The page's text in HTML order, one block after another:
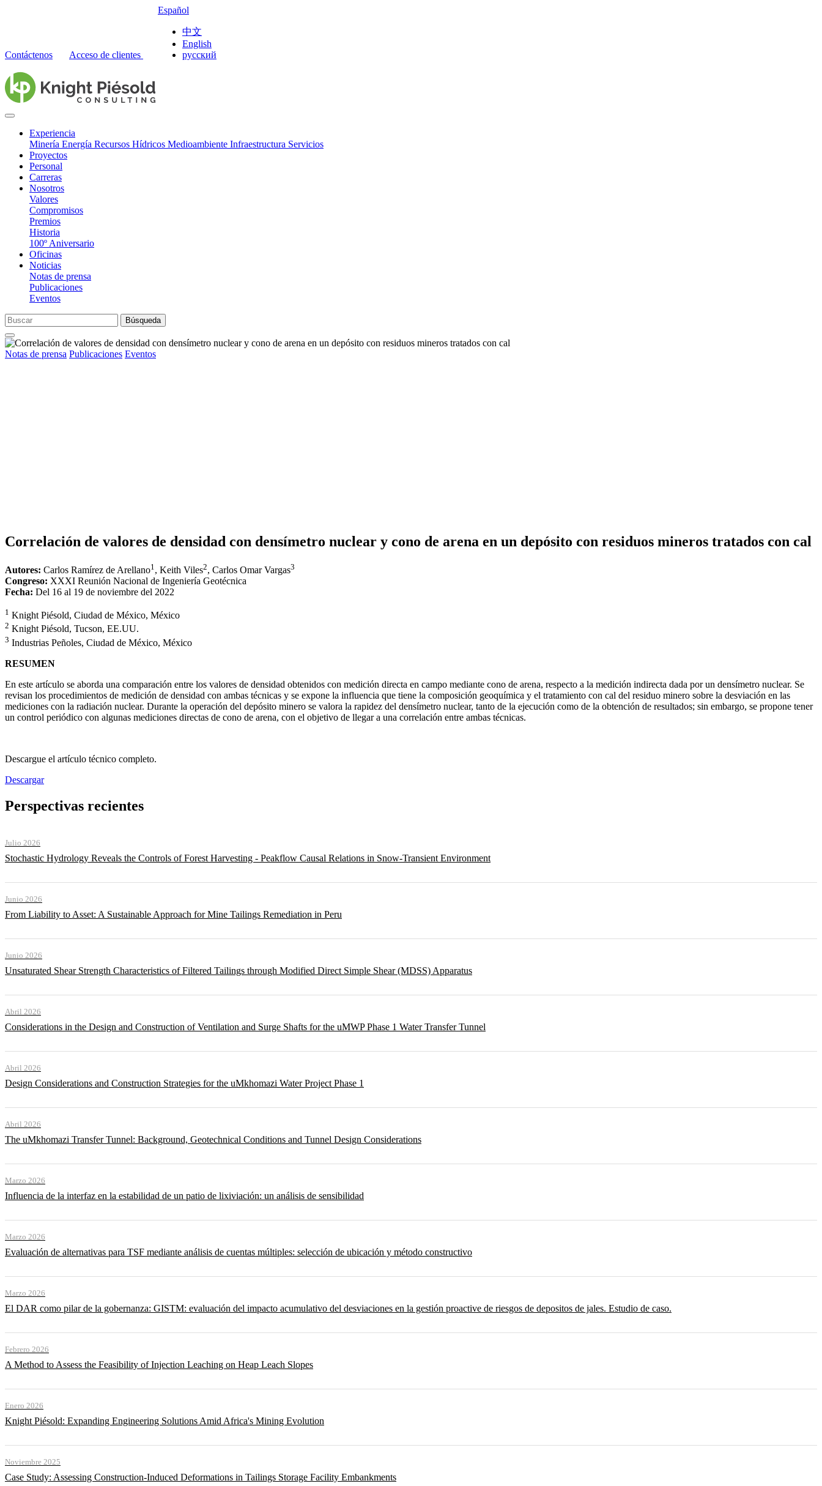
Contáctenos Acceso de clientes
Español
中文
English
русский
Experiencia
Minería Energía Recursos Hídricos Medioambiente Infraestructura Servicios
Proyectos
Personal
Carreras
Nosotros
Valores
Compromisos
Premios
Historia
100º Aniversario
Oficinas
Noticias
Notas de prensa
Publicaciones
Eventos
Búsqueda
Notas de prensa Publicaciones Eventos
Correlación de valores de densidad con densímetro nuclear y cono de arena en un depósito con residuos mineros tratados con cal
Autores: Carlos Ramírez de Arellano1 , Keith Viles2, Carlos Omar Vargas3
Congreso: XXXI Reunión Nacional de Ingeniería Geotécnica
Fecha: Del 16 al 19 de noviembre del 2022
1 Knight Piésold, Ciudad de México, México
2 Knight Piésold, Tucson, EE.UU.
3 Industrias Peñoles, Ciudad de México, México
RESUMEN
En este artículo se aborda una comparación entre los valores de densidad obtenidos con medición directa en campo mediante cono de arena, respecto a la medición indirecta dada por un densímetro nuclear. Se
revisan los procedimientos de medición de densidad con ambas técnicas y se expone la influencia que tiene la composición geoquímica y el tratamiento con cal del residuo minero sobre la desviación en las
mediciones con la radiación nuclear. Durante la operación del depósito minero se valora la rapidez del densímetro nuclear, tanto de la ejecución como de la obtención de resultados; sin embargo, se propone tener
un control periódico con algunas mediciones directas de cono de arena, con el objetivo de llegar a una correlación entre ambas técnicas.
Descargue el artículo técnico completo.
Descargar
Perspectivas recientes
Julio 2026
Stochastic Hydrology Reveals the Controls of Forest Harvesting - Peakflow Causal Relations in Snow-Transient Environment
Junio 2026
From Liability to Asset: A Sustainable Approach for Mine Tailings Remediation in Peru
Junio 2026
Unsaturated Shear Strength Characteristics of Filtered Tailings through Modified Direct Simple Shear (MDSS) Apparatus
Abril 2026
Considerations in the Design and Construction of Ventilation and Surge Shafts for the uMWP Phase 1 Water Transfer Tunnel
Abril 2026
Design Considerations and Construction Strategies for the uMkhomazi Water Project Phase 1
Abril 2026
The uMkhomazi Transfer Tunnel: Background, Geotechnical Conditions and Tunnel Design Considerations
Marzo 2026
Influencia de la interfaz en la estabilidad de un patio de lixiviación: un análisis de sensibilidad
Marzo 2026
Evaluación de alternativas para TSF mediante análisis de cuentas múltiples: selección de ubicación y método constructivo
Marzo 2026
El DAR como pilar de la gobernanza: GISTM: evaluación del impacto acumulativo del desviaciones en la gestión proactive de riesgos de depositos de jales. Estudio de caso.
Febrero 2026
A Method to Assess the Feasibility of Injection Leaching on Heap Leach Slopes
Enero 2026
Knight Piésold: Expanding Engineering Solutions Amid Africa's Mining Evolution
Noviembre 2025
Case Study: Assessing Construction-Induced Deformations in Tailings Storage Facility Embankments